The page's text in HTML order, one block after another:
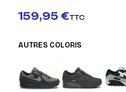
159,95 €TTC
AUTRES COLORIS